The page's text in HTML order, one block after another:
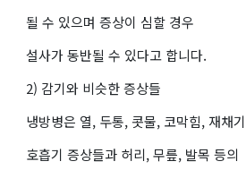
될 수 있으며 증상이 심할 경우
설사가 동반될 수 있다고 합니다.
2) 감기와 비슷한 증상들
냉방병은 열, 두통, 콧물, 코막힘, 재채
호흡기 증상들과 허리, 무릎, 발목 등의